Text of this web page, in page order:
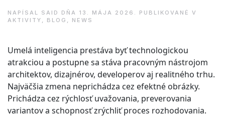
NAPÍSAL SAID DŇA 13. MÁJA 2026 . PUBLIKOVANÉ V
AKTIVITY , BLOG , NEWS
Umelá inteligencia prestáva byť technologickou
atrakciou a postupne sa stáva pracovným nástrojom
architektov, dizajnérov, developerov aj realitného trhu.
Najväčšia zmena neprichádza cez efektné obrázky.
Prichádza cez rýchlosť uvažovania, preverovania
variantov a schopnosť zrýchliť proces rozhodovania.